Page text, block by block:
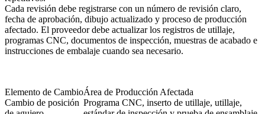
Cada revisión debe registrarse con un número de revisión claro,
fecha de aprobación, dibujo actualizado y proceso de producción
afectado. El proveedor debe actualizar los registros de utillaje,
programas CNC, documentos de inspección, muestras de acabado e
instrucciones de embalaje cuando sea necesario.
Elemento de CambioÁrea de Producción Afectada
Cambio de posición Programa CNC, inserto de utillaje, utillaje,